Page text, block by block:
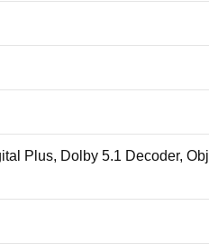
Plus, Dolby 5.1 Decoder,